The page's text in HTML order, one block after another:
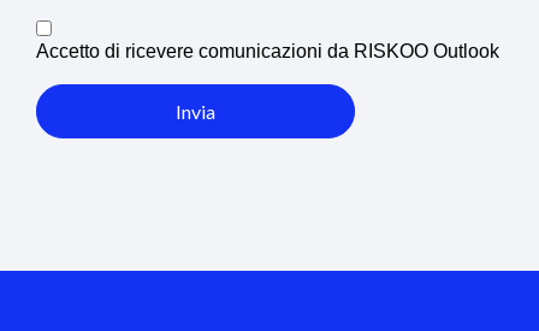
Accetto di ricevere comunicazioni da RISKOO Outlook
Invia